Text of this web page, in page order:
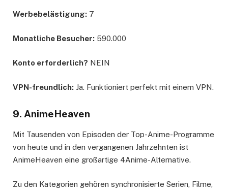
Werbebelästigung: 7
Monatliche Besucher: 590.000
Konto erforderlich? NEIN
VPN-freundlich: Ja. Funktioniert perfekt mit einem VPN.
9. AnimeHeaven
Mit Tausenden von Episoden der Top-Anime-Programme
von heute und in den vergangenen Jahrzehnten ist
AnimeHeaven eine großartige 4Anime-Alternative.
Zu den Kategorien gehören synchronisierte Serien, Filme,